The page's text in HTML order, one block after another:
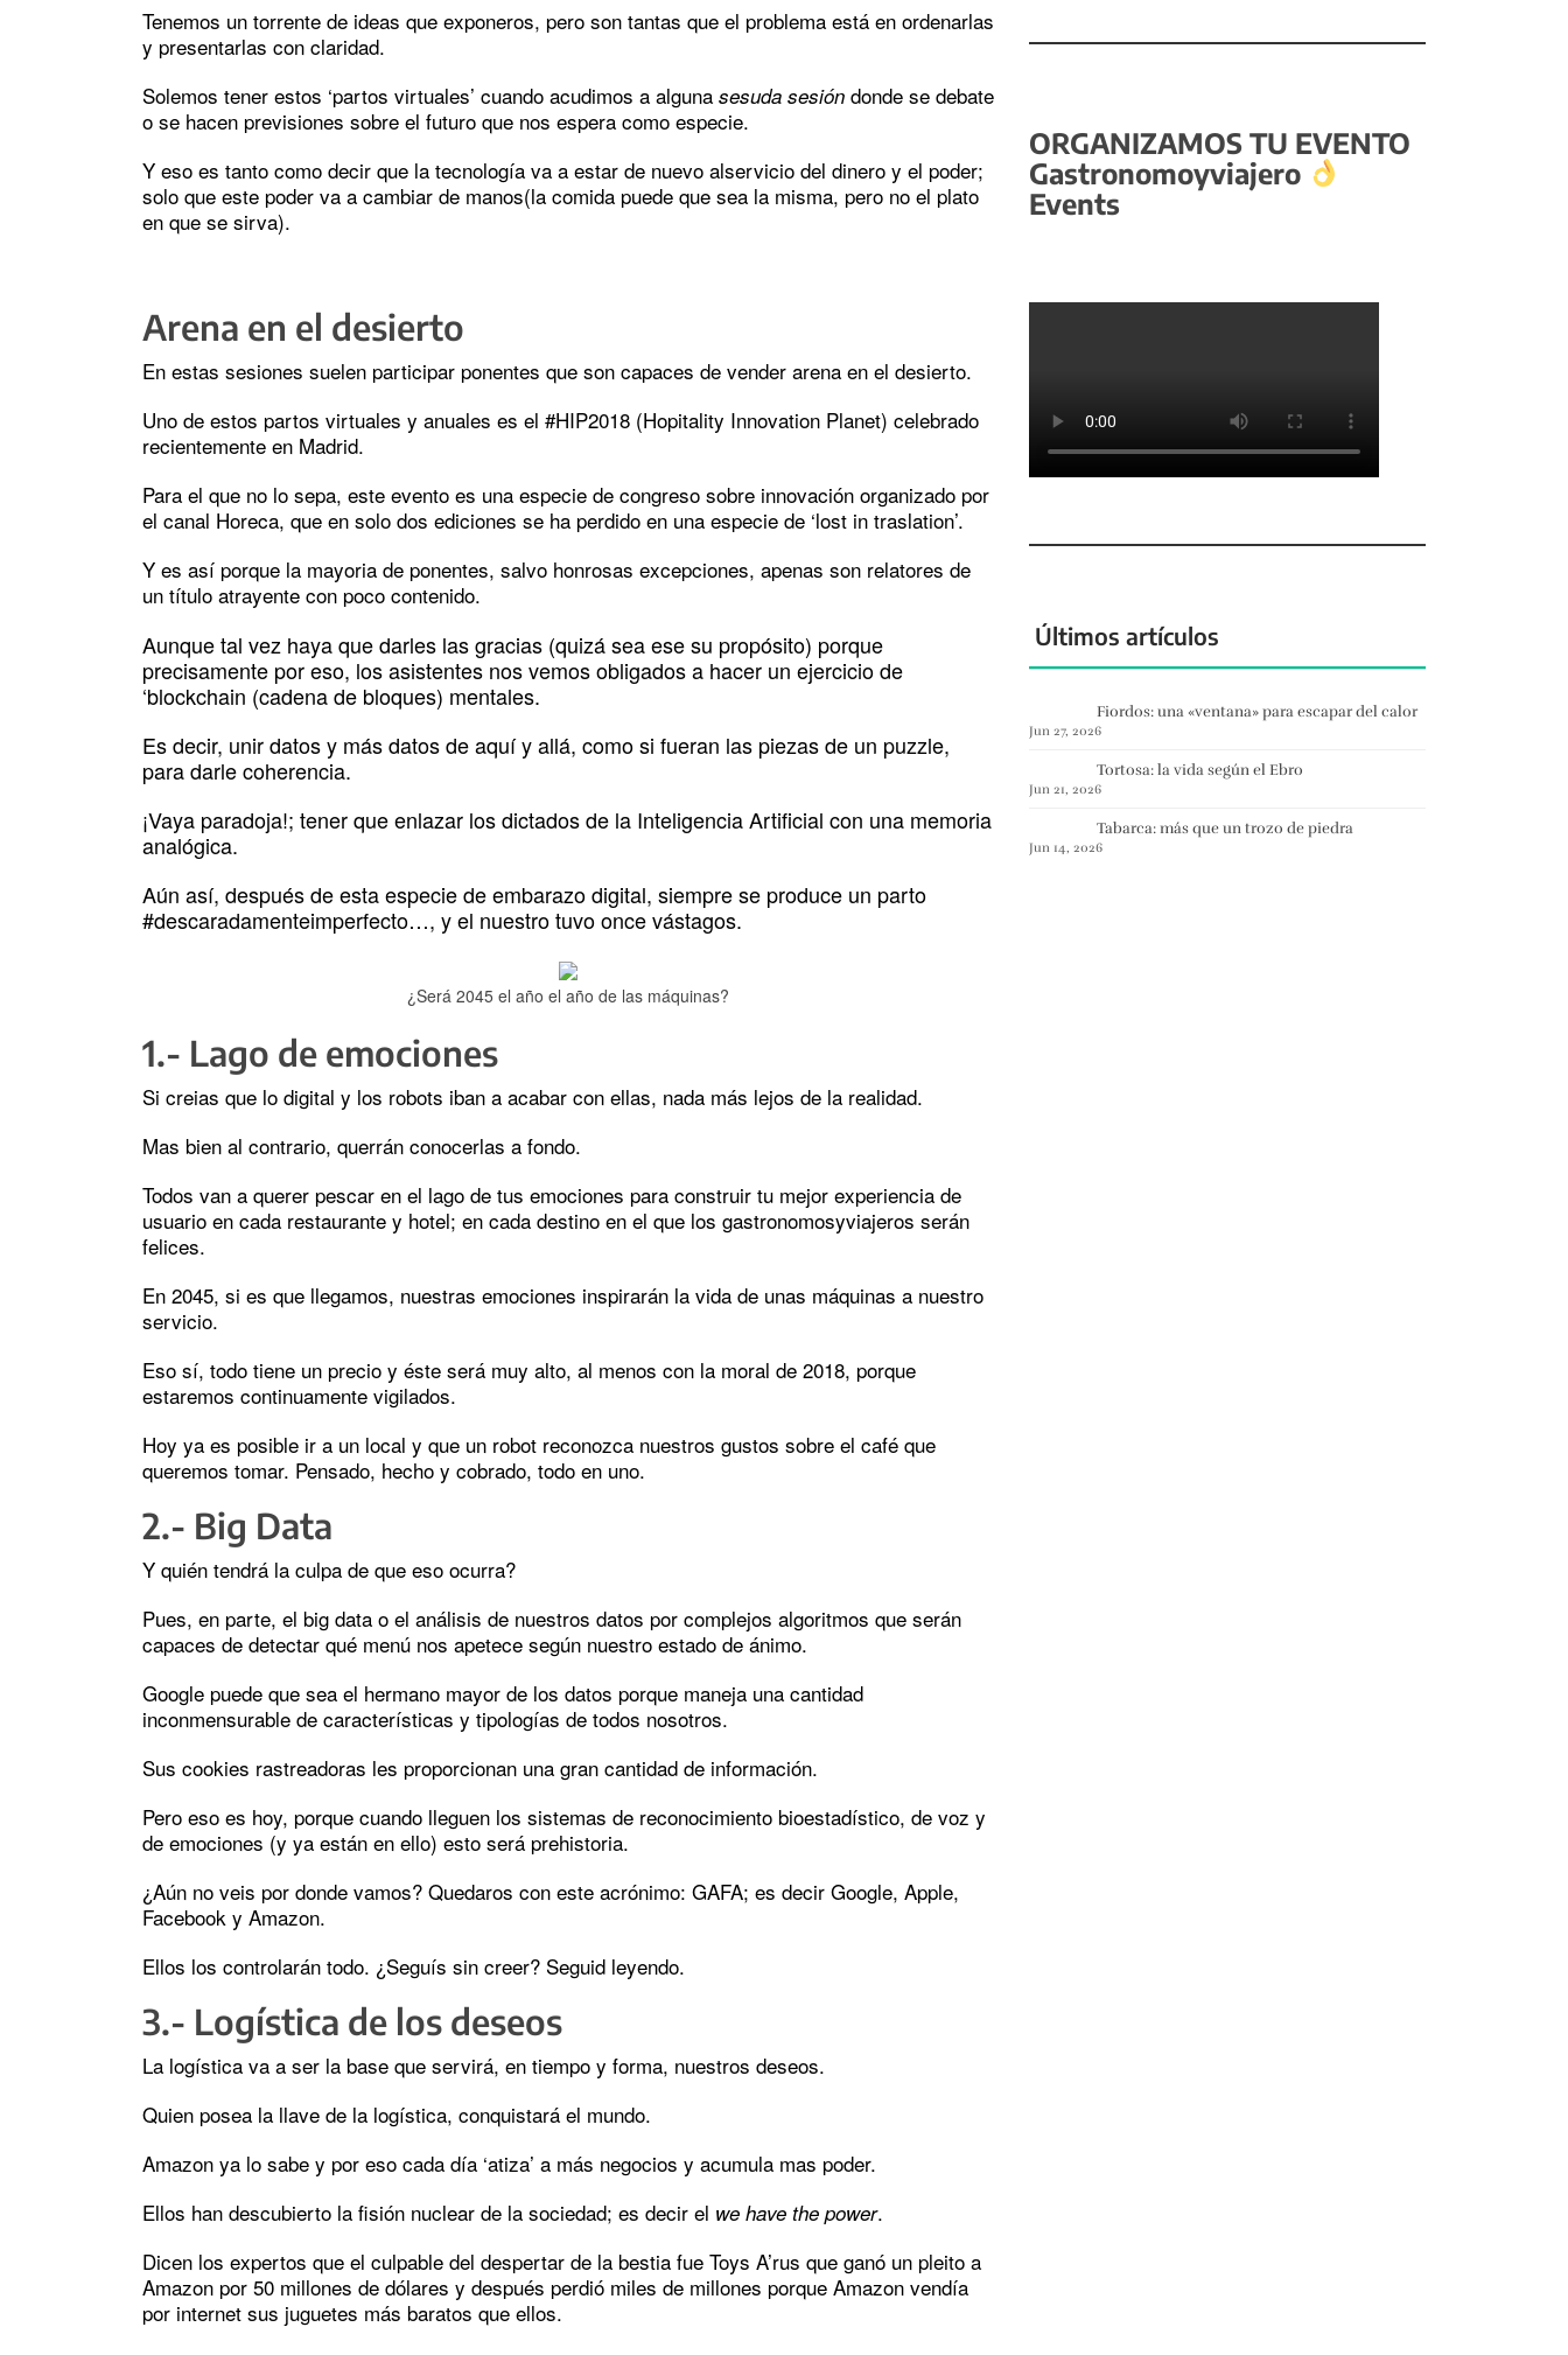
Tenemos un torrente de ideas que exponeros, pero son tantas que el problema está en ordenarlas
y presentarlas con claridad.
Solemos tener estos ‘partos virtuales’ cuando acudimos a alguna sesuda sesión donde se debate
o se hacen previsiones sobre el futuro que nos espera como especie.
Y eso es tanto como decir que la tecnología va a estar de nuevo alservicio del dinero y el poder;
solo que este poder va a cambiar de manos(la comida puede que sea la misma, pero no el plato
en que se sirva).
Arena en el desierto
En estas sesiones suelen participar ponentes que son capaces de vender arena en el desierto.
Uno de estos partos virtuales y anuales es el #HIP2018 (Hopitality Innovation Planet) celebrado
recientemente en Madrid.
Para el que no lo sepa, este evento es una especie de congreso sobre innovación organizado por
el canal Horeca, que en solo dos ediciones se ha perdido en una especie de ‘lost in traslation’.
Y es así porque la mayoria de ponentes, salvo honrosas excepciones, apenas son relatores de
un título atrayente con poco contenido.
Aunque tal vez haya que darles las gracias (quizá sea ese su propósito) porque
precisamente por eso, los asistentes nos vemos obligados a hacer un ejercicio de
‘blockchain (cadena de bloques) mentales.
Es decir, unir datos y más datos de aquí y allá, como si fueran las piezas de un puzzle,
para darle coherencia.
¡Vaya paradoja!; tener que enlazar los dictados de la Inteligencia Artificial con una memoria
analógica.
Aún así, después de esta especie de embarazo digital, siempre se produce un parto
#descaradamenteimperfecto…, y el nuestro tuvo once vástagos.
¿Será 2045 el año el año de las máquinas?
1.- Lago de emociones
Si creias que lo digital y los robots iban a acabar con ellas, nada más lejos de la realidad.
Mas bien al contrario, querrán conocerlas a fondo.
Todos van a querer pescar en el lago de tus emociones para construir tu mejor experiencia de
usuario en cada restaurante y hotel; en cada destino en el que los gastronomosyviajeros serán
felices.
En 2045, si es que llegamos, nuestras emociones inspirarán la vida de unas máquinas a nuestro
servicio.
Eso sí, todo tiene un precio y éste será muy alto, al menos con la moral de 2018, porque
estaremos continuamente vigilados.
Hoy ya es posible ir a un local y que un robot reconozca nuestros gustos sobre el café que
queremos tomar. Pensado, hecho y cobrado, todo en uno.
2.- Big Data
Y quién tendrá la culpa de que eso ocurra?
Pues, en parte, el big data o el análisis de nuestros datos por complejos algoritmos que serán
capaces de detectar qué menú nos apetece según nuestro estado de ánimo.
Google puede que sea el hermano mayor de los datos porque maneja una cantidad
inconmensurable de características y tipologías de todos nosotros.
Sus cookies rastreadoras les proporcionan una gran cantidad de información.
Pero eso es hoy, porque cuando lleguen los sistemas de reconocimiento bioestadístico, de voz y
de emociones (y ya están en ello) esto será prehistoria.
¿Aún no veis por donde vamos? Quedaros con este acrónimo: GAFA; es decir Google, Apple,
Facebook y Amazon.
Ellos los controlarán todo. ¿Seguís sin creer? Seguid leyendo.
3.- Logística de los deseos
La logística va a ser la base que servirá, en tiempo y forma, nuestros deseos.
Quien posea la llave de la logística, conquistará el mundo.
Amazon ya lo sabe y por eso cada día ‘atiza’ a más negocios y acumula mas poder.
Ellos han descubierto la fisión nuclear de la sociedad; es decir el we have the power.
Dicen los expertos que el culpable del despertar de la bestia fue Toys A’rus que ganó un pleito a
Amazon por 50 millones de dólares y después perdió miles de millones porque Amazon vendía
por internet sus juguetes más baratos que ellos.
ORGANIZAMOS TU EVENTO
Gastronomoyviajero
Events
Últimos artículos
Fiordos: una «ventana» para escapar del calor
Jun 27, 2026
Tortosa: la vida según el Ebro
Jun 21, 2026
Tabarca: más que un trozo de piedra
Jun 14, 2026